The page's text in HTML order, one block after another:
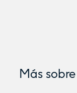
Más sobre